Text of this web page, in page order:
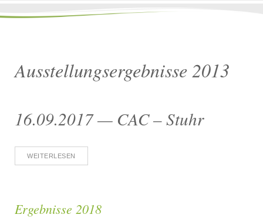
Ausstellungsergebnisse 2013
16.09.2017 — CAC – Stuhr
WEITERLESEN
Ergebnisse 2018